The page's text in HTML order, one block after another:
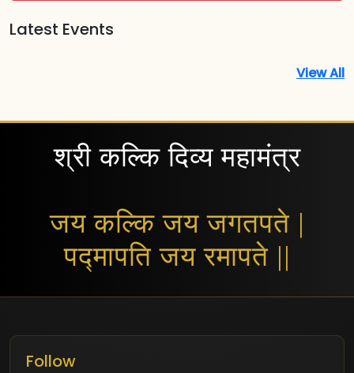
Latest Events
View All
श्री कल्कि दिव्य महामंत्र
जय कल्कि जय जगतपते |
पद्मापति जय रमापते ||
Follow